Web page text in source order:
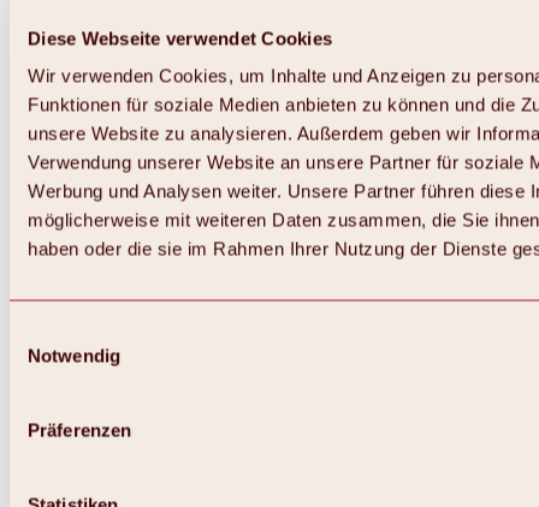
Diese Webseite verwendet Cookies
Wir verwenden Cookies, um Inhalte und Anzeigen zu
Funktionen für soziale Medien anbieten zu können und die
unsere Website zu analysieren. Außerdem geben wir
Verwendung unserer Website an unsere Partner für soziale
Werbung und Analysen weiter. Unsere Partner führen diese
möglicherweise mit weiteren Daten zusammen, die Sie
haben oder die sie im Rahmen Ihrer Nutzung der Dienste
Notwendig
Präferenzen